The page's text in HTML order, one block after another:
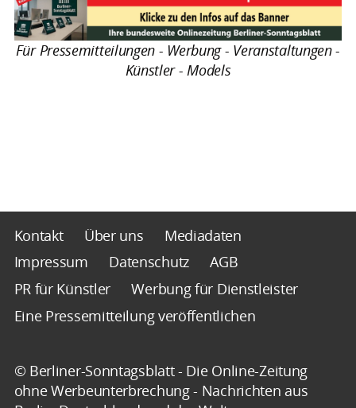
Für Pressemitteilungen - Werbung - Veranstaltungen -
Künstler - Models
Kontakt Über uns
Mediadaten
Impressum
Datenschutz
AGB
PR für Künstler
Werbung für Dienstleister
Eine Pressemitteilung veröffentlichen
© Berliner-Sonntagsblatt - Die Online-Zeitung
ohne Werbeunterbrechung - Nachrichten aus